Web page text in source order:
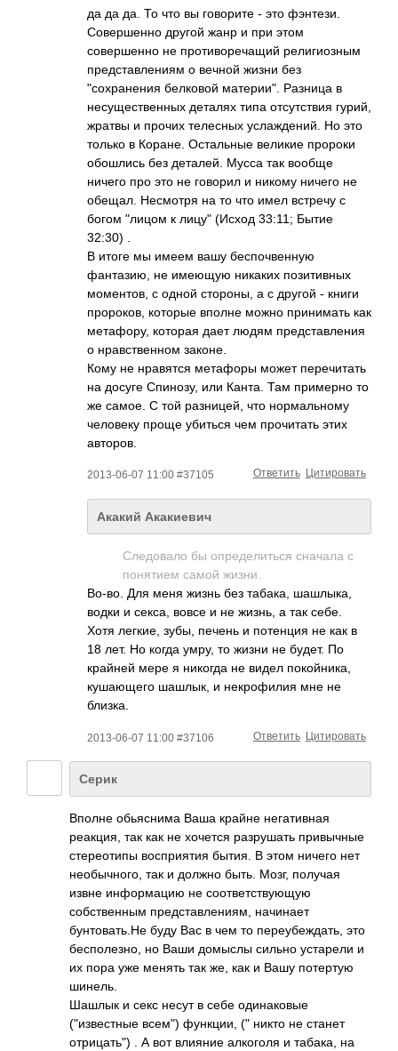
да да да. То что вы говорите - это фэнтези.
Совершенно другой жанр и при этом
совершенно не противоречащий религиозным
представлениям о вечной жизни без
"сохранения белковой материи". Разница в
несущественных деталях типа отсутствия гурий,
жратвы и прочих телесных услаждений. Но это
только в Коране. Остальные великие пророки
обошлись без деталей. Мусса так вообще
ничего про это не говорил и никому ничего не
обещал. Несмотря на то что имел встречу с
богом "лицом к лицу" (Исход 33:11; Бытие
32:30) .
В итоге мы имеем вашу беспочвенную
фантазию, не имеющую никаких позитивных
моментов, с одной стороны, а с другой - книги
пророков, которые вполне можно принимать как
метафору, которая дает людям представления
о нравственном законе.
Кому не нравятся метафоры может перечитать
на досуге Спинозу, или Канта. Там примерно то
же самое. С той разницей, что нормальному
человеку проще убиться чем прочитать этих
авторов.
2013-06-07 11:00 #37105 Цитировать
Ответить
Акакий Акакиевич
Следовало бы определиться сначала с
понятием самой жизни.
Во-во. Для меня жизнь без табака, шашлыка,
водки и секса, вовсе и не жизнь, а так себе.
Хотя легкие, зубы, печень и потенция не как в
18 лет. Но когда умру, то жизни не будет. По
крайней мере я никогда не видел покойника,
кушающего шашлык, и некрофилия мне не
близка.
2013-06-07 11:00 #37106 Цитировать
Ответить
Серик
Вполне обьяснима Ваша крайне негативная
реакция, так как не хочется разрушать привычные
стереотипы восприятия бытия. В этом ничего нет
необычного, так и должно быть. Мозг, получая
извне информацию не соответствующую
собственным представлениям, начинает
бунтовать.Не буду Вас в чем то переубеждать, это
бесполезно, но Ваши домыслы сильно устарели и
их пора уже менять так же, как и Вашу потертую
шинель.
Шашлык и секс несут в себе одинаковые
("известные всем") функции, (" никто не станет
отрицать") . А вот влияние алкоголя и табака, на